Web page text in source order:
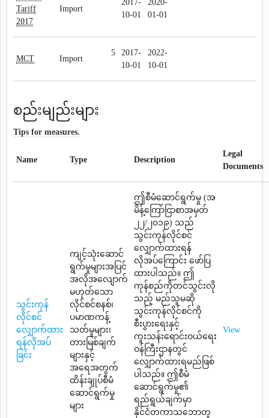
Tariff
2017
Import
2017-
10-01
2020-
01-01
MCT Import
5
2017-
10-01
2022-
10-01
စည်းမျည်းများ
Tips for measures.
Name Type Description
Legal
Documents
သွင်းကုန်
လိုင်စင်
လျှောက်ထား
ရန်လိုအပ်
ခြင်း
ကျင့်သုံးဆောင်
ရွက်မှုများအပြင်
အလိုအလျောက်
မဟုတ်သော
လိုင်စင်စနစ်၊
ပမာဏကန့်
သတ်မှုများ၊
တားမြစ်ချက်
များနှင့်
အရေအတွက်
ထိန်းချုပ်စီမံ
ဆောင်ရွက်မှု
များ
ဤစီမံဆောင်ရွက်မှု (အ
မိန့်ကြော်ငြာစာအမှတ်
၂၂/၂၀၁၉) သည်
သွင်းကုန်လိုင်စင်
လျှောက်ထားရန်
လိုအပ်ကြောင်း ဖော်ပြ
ထားပါသည်။ ဤ
ကုန်စည်ကိုတင်သွင်းလို
သည့် မည်သူမဆို
သွင်းကုန်လိုင်စင်ကို
စီးပွားရေးနှင့်
ကူးသန်းရောင်းဝယ်ရေး
ဝန်ကြီးဌာနတွင်
လျှောက်ထားရမည်ဖြစ်
ပါသည်။ ဤစီမံ
ဆောင်ရွက်မှု၏
ရည်ရွယ်ချက်မှာ
နိုင်ငံတကာသဘောတူ
View